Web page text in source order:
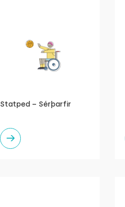
Statped – Sérþarfir